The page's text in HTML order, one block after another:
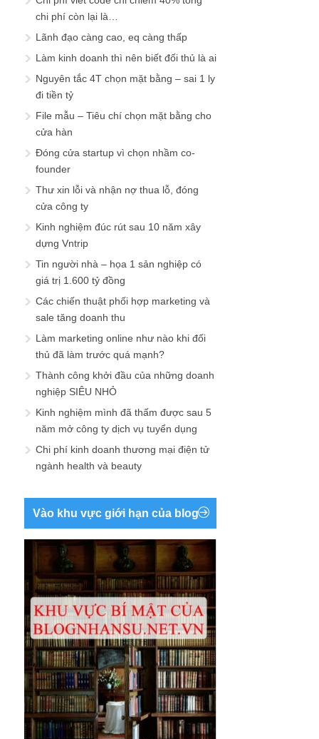
chi phí còn lại là…
Lãnh đạo càng cao, eq càng thấp
Làm kinh doanh thì nên biết đối thủ là ai
Nguyên tắc 4T chọn mặt bằng – sai 1 ly
đi tiền tỷ
File mẫu – Tiêu chí chọn mặt bằng cho
cửa hàn
Đóng cửa startup vì chọn nhầm co-
founder
Thư xin lỗi và nhận nợ thua lỗ, đóng
cửa công ty
Kinh nghiệm đúc rút sau 10 năm xây
dựng Vntrip
Tin người nhà – họa 1 sản nghiệp có
giá trị 1.600 tỷ đồng
Các chiến thuật phối hợp marketing và
sale tăng doanh thu
Làm marketing online như nào khi đối
thủ đã làm trước quá mạnh?
Thành công khởi đầu của những doanh
nghiệp SIÊU NHỎ
Kinh nghiệm mình đã thấm được sau 5
năm mở công ty dịch vụ tuyển dụng
Chi phí kinh doanh thương mại điện tử
ngành health và beauty
Vào khu vực giới hạn của blog